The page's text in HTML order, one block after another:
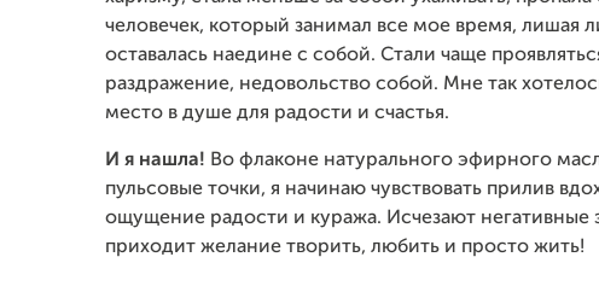
человечек, который занимал все мое время, лишая
оставалась наедине с собой. Стали чаще
раздражение, недовольство собой. Мне так
место в душе для радости и счастья.
И я нашла! Во флаконе натурального эфирного
пульсовые точки, я начинаю чувствовать прилив
ощущение радости и куража. Исчезают негативные
приходит желание творить, любить и просто жить!